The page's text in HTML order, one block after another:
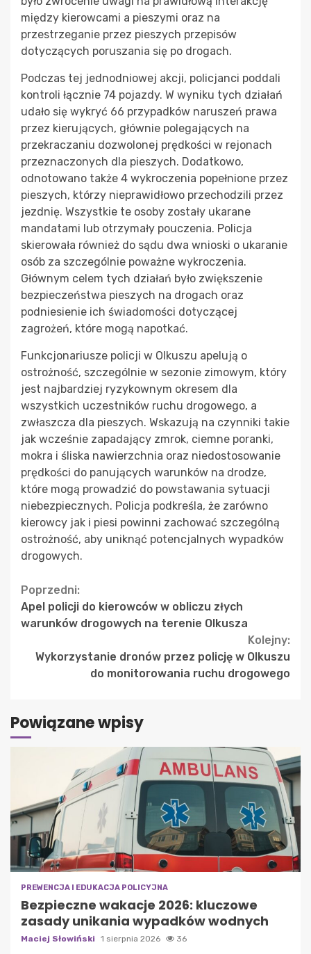
między kierowcami a pieszymi oraz na
przestrzeganie przez pieszych przepisów
dotyczących poruszania się po drogach.
Podczas tej jednodniowej akcji, policjanci poddali
kontroli łącznie 74 pojazdy. W wyniku tych działań
udało się wykryć 66 przypadków naruszeń prawa
przez kierujących, głównie polegających na
przekraczaniu dozwolonej prędkości w rejonach
przeznaczonych dla pieszych. Dodatkowo,
odnotowano także 4 wykroczenia popełnione przez
pieszych, którzy nieprawidłowo przechodzili przez
jezdnię. Wszystkie te osoby zostały ukarane
mandatami lub otrzymały pouczenia. Policja
skierowała również do sądu dwa wnioski o ukaranie
osób za szczególnie poważne wykroczenia.
Głównym celem tych działań było zwiększenie
bezpieczeństwa pieszych na drogach oraz
podniesienie ich świadomości dotyczącej
zagrożeń, które mogą napotkać.
Funkcjonariusze policji w Olkuszu apelują o
ostrożność, szczególnie w sezonie zimowym, który
jest najbardziej ryzykownym okresem dla
wszystkich uczestników ruchu drogowego, a
zwłaszcza dla pieszych. Wskazują na czynniki takie
jak wcześnie zapadający zmrok, ciemne poranki,
mokra i śliska nawierzchnia oraz niedostosowanie
prędkości do panujących warunków na drodze,
które mogą prowadzić do powstawania sytuacji
niebezpiecznych. Policja podkreśla, że zarówno
kierowcy jak i piesi powinni zachować szczególną
ostrożność, aby uniknąć potencjalnych wypadków
drogowych.
Continue
Reading
Poprzedni:
Apel policji do kierowców w obliczu złych
warunków drogowych na terenie Olkusza
Kolejny:
Wykorzystanie dronów przez policję w Olkuszu
do monitorowania ruchu drogowego
Powiązane wpisy
PREWENCJA I EDUKACJA POLICYJNA
Bezpieczne wakacje 2026: kluczowe
zasady unikania wypadków wodnych
Maciej Słowiński 1 sierpnia 2026 36